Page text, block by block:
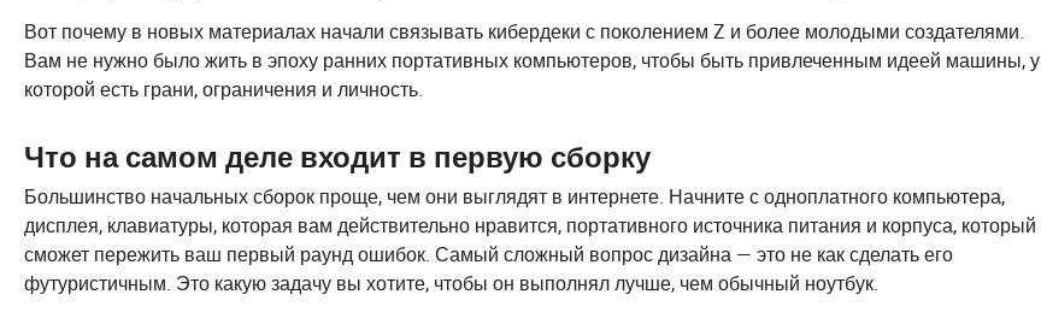
Вот почему в новых материалах начали связывать кибердеки с поколением Z и более молодыми создателями.
Вам не нужно было жить в эпоху ранних портативных компьютеров, чтобы быть привлеченным идеей машины, у
которой есть грани, ограничения и личность.
Что на самом деле входит в первую сборку
Большинство начальных сборок проще, чем они выглядят в интернете. Начните с одноплатного компьютера,
дисплея, клавиатуры, которая вам действительно нравится, портативного источника питания и корпуса, который
сможет пережить ваш первый раунд ошибок. Самый сложный вопрос дизайна — это не как сделать его
футуристичным. Это какую задачу вы хотите, чтобы он выполнял лучше, чем обычный ноутбук.